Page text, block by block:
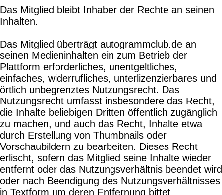
Das Mitglied bleibt Inhaber der Rechte an seinen
Inhalten.
Das Mitglied überträgt autogrammclub.de an
seinen Medieninhalten ein zum Betrieb der
Plattform erforderliches, unentgeltliches,
einfaches, widerrufliches, unterlizenzierbares und
örtlich unbegrenztes Nutzungsrecht. Das
Nutzungsrecht umfasst insbesondere das Recht,
die Inhalte beliebigen Dritten öffentlich zugänglich
zu machen, und auch das Recht, Inhalte etwa
durch Erstellung von Thumbnails oder
Vorschaubildern zu bearbeiten. Dieses Recht
erlischt, sofern das Mitglied seine Inhalte wieder
entfernt oder das Nutzungsverhältnis beendet wird
oder nach Beendigung des Nutzungsverhältnisses
in Textform um deren Entfernung bittet.